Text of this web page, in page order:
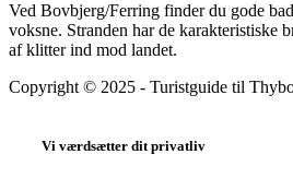
Ved Bovbjerg/Ferring finder du gode
voksne. Stranden har de karakteristiske
af klitter ind mod landet.
Copyright © 2025 - Turistguide til
Vi værdsætter dit privatliv